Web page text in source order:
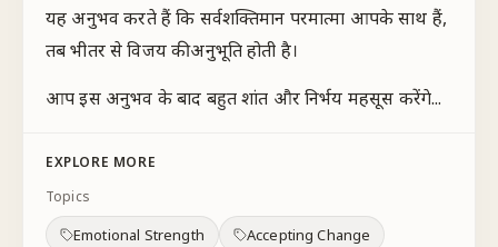
यह अनुभव करते हैं कि सर्वशक्तिमान परमात्मा आपके साथ हैं,
तब भीतर से विजय की अनुभूति होती है।
आप इस अनुभव के बाद बहुत शांत और निर्भय महसूस करेंगे...
EXPLORE MORE
Topics
Emotional Strength
Accepting Change